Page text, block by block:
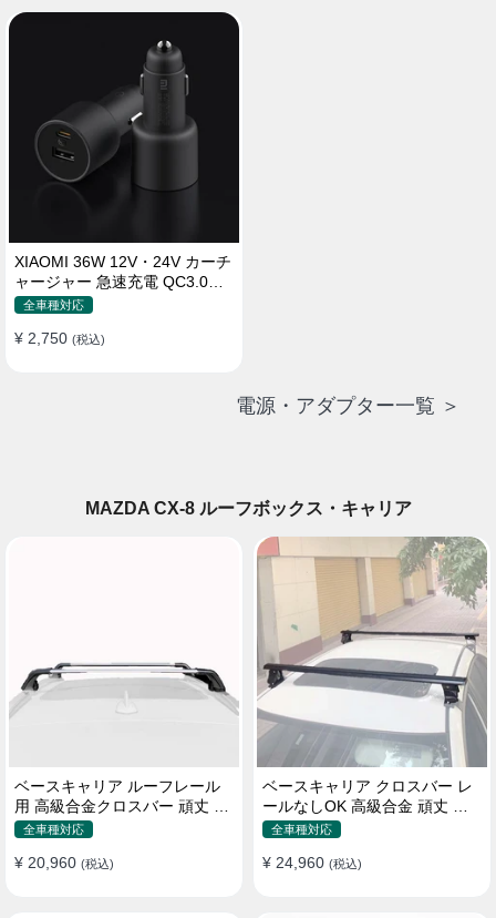
XIAOMI 36W 12V・24V カーチ
ャージャー 急速充電 QC3.0
LEDライト コンパクト 車載充
全車種対応
¥ 2,750 (税込)
電源・アダプター一覧 ＞
MAZDA CX-8 ルーフボックス・キャリア
ベースキャリア ルーフレール
用 高級合金クロスバー 頑丈 ロ
ック付き ベースラックセット
全車種対応
¥ 20,960 (税込)
ベースキャリア クロスバー レ
ールなしOK 高級合金 頑丈 ロ
ック付き ベースラックセット
全車種対応
¥ 24,960 (税込)